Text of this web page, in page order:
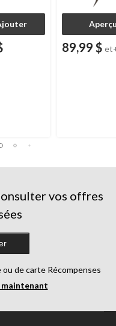
89,99 $
vos offres
ou de carte Récompenses
maintenant